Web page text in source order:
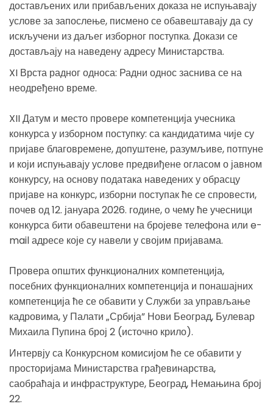
достављених или прибављених доказа не испуњавају
услове за запослење, писмено се обавештавају да су
искључени из даљег изборног поступка. Докази се
достављају на наведену адресу Министарства.
XI Врста радног односа: Радни однос заснива се на
неодређено време.
XII Датум и место провере компетенција учесника
конкурса у изборном поступку: са кандидатима чије су
пријаве благовремене, допуштене, разумљиве, потпуне
и који испуњавају услове предвиђене огласом о јавном
конкурсу, на основу података наведених у обрасцу
пријаве на конкурс, изборни поступак ће се спровести,
почев од 12. јануара 2026. године, о чему ће учесници
конкурса бити обавештени на бројеве телефона или e-
mail адресе које су навели у својим пријавама.
Провера општих функционалних компетенција,
посебних функционалних компетенција и понашајних
компетенција ће се обавити у Служби за управљање
кадровима, у Палати „Србија” Нови Београд, Булевар
Михаила Пупина број 2 (источно крило).
Интервју са Конкурсном комисијом ће се обавити у
просторијама Министарства грађевинарства,
саобраћаја и инфраструктуре, Београд, Немањина број
22.